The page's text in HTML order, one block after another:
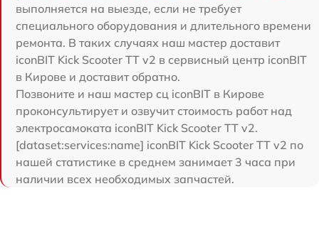
выполняется на выезде, если не требует
специального оборудования и длительного времени
ремонта. В таких случаях наш мастер доставит
iconBIT Kick Scooter TT v2 в сервисный центр iconBIT
в Кирове и доставит обратно.
Позвоните и наш мастер сц iconBIT в Кирове
проконсультирует и озвучит стоимость работ над
электросамоката iconBIT Kick Scooter TT v2.
[dataset:services:name] iconBIT Kick Scooter TT v2 по
нашей статистике в среднем занимает 3 часа при
наличии всех необходимых запчастей.